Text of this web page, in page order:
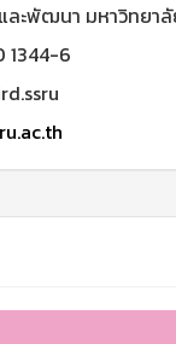
ละพัฒนา มหาวิทยา
1344-6